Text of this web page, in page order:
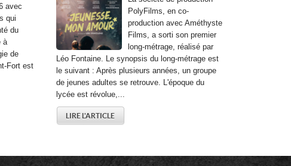
avec
qui
du
à
de
Fort est
PolyFilms, en co-
production avec Améthyste
Films, a sorti son premier
long-métrage, réalisé par
Léo Fontaine. Le synopsis du long-métrage est
le suivant : Après plusieurs années, un groupe
de jeunes adultes se retrouve. L'époque du
lycée est révolue,...
LIRE L'ARTICLE